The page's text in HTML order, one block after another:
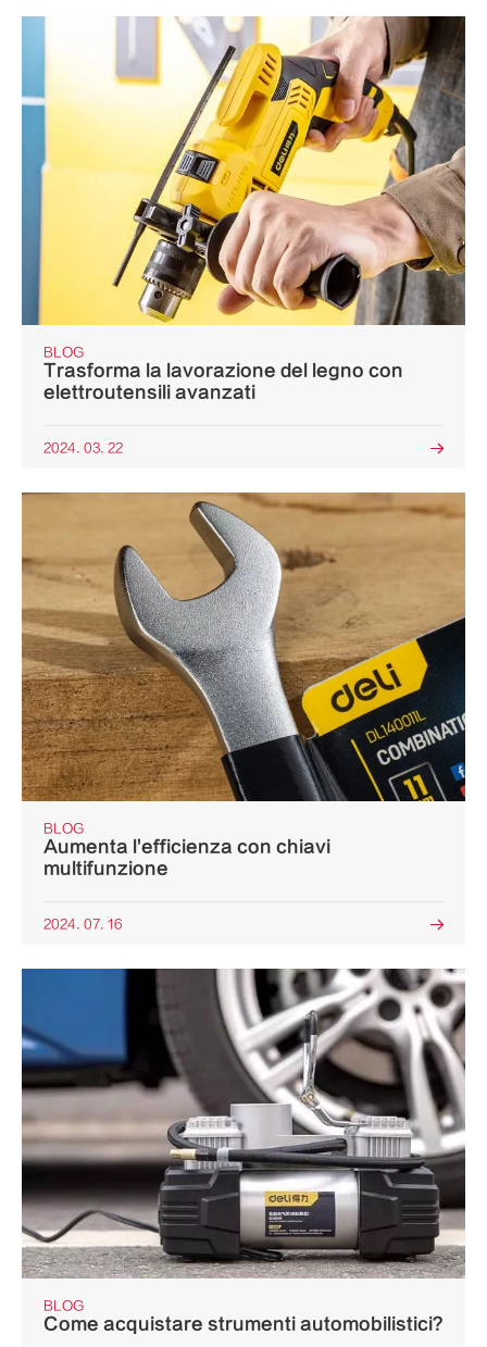
BLOG
Trasforma la lavorazione del legno con
elettroutensili avanzati
2024. 03. 22 
BLOG
Aumenta l'efficienza con chiavi
multifunzione
2024. 07. 16 
BLOG
Come acquistare strumenti automobilistici?